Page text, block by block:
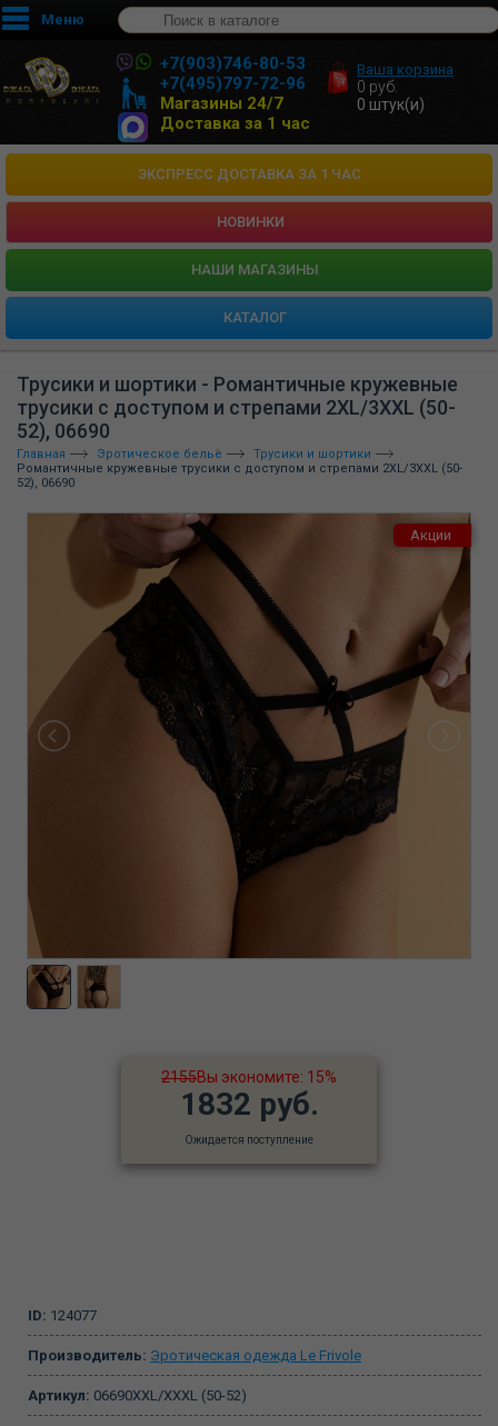
Меню
+7(903)746-80-53
+7(495)797-72-96
Магазины 24/7
Доставка за 1 час
Ваша корзина
0 руб.
0 штук(и)
ЭКСПРЕСС ДОСТАВКА ЗА 1 ЧАС
НОВИНКИ
HАШИ МАГАЗИНЫ
КАТАЛОГ
Трусики и шортики - Романтичные кружевные
трусики с доступом и стрепами 2XL/3XXL (50-
52), 06690
Главная Эротическое бельё
Трусики и шортики
Романтичные кружевные трусики с доступом и стрепами 2XL/3XXL (50-
52), 06690
Акции
2155Вы экономите: 15%
1832 руб.
Ожидается поступление
ID: 124077
Производитель: Эротическая одежда Le Frivole
Артикул: 06690XXL/XXXL (50-52)